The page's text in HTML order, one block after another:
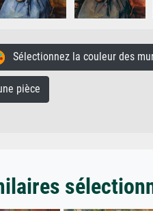
Sélectionnez la couleur des
pièce